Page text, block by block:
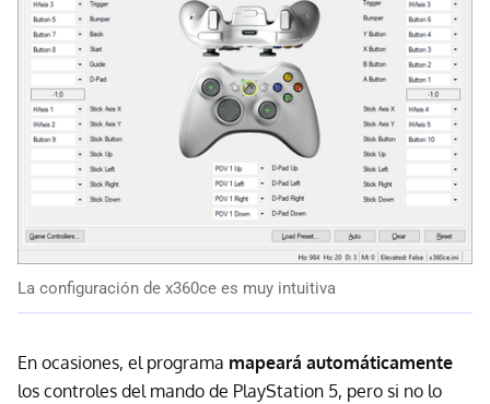
La configuración de x360ce es muy intuitiva
En ocasiones, el programa mapeará automáticamente
los controles del mando de PlayStation 5, pero si no lo